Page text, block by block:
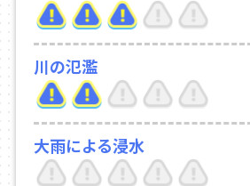
川の氾濫
大雨による浸水